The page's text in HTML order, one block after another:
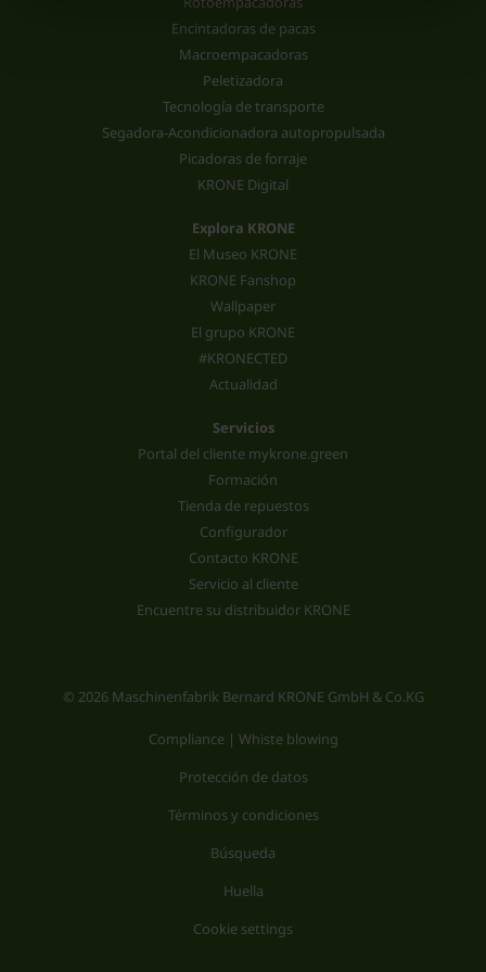
Encintadoras de pacas
Macroempacadoras
Peletizadora
Tecnología de transporte
Segadora-Acondicionadora autopropulsada
Picadoras de forraje
KRONE Digital
Explora KRONE
El Museo KRONE
KRONE Fanshop
Wallpaper
El grupo KRONE
#KRONECTED
Actualidad
Servicios
Portal del cliente mykrone.green
Formación
Tienda de repuestos
Configurador
Contacto KRONE
Servicio al cliente
Encuentre su distribuidor KRONE
© 2026 Maschinenfabrik Bernard KRONE GmbH & Co.KG
Compliance | Whiste blowing
Protección de datos
Términos y condiciones
Búsqueda
Huella
Cookie settings